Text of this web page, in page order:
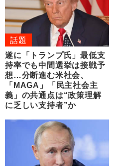
話題
遂に「トランプ氏」最低支
持率でも中間選挙は接戦予
想…分断進む米社会、
「MAGA」「民主社会主
義」の共通点は“政策理解
に乏しい支持者”か